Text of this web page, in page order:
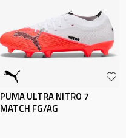
PUMA ULTRA NITRO 7
MATCH FG/AG